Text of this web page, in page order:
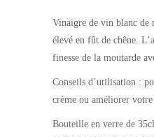
Vinaigre de vin blanc de
élevé en fût de chêne.
finesse de la moutarde
Conseils d’utilisation :
crème ou améliorer votre
Bouteille en verre de 35cl.